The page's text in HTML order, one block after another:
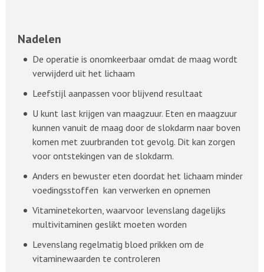
Nadelen
De operatie is onomkeerbaar omdat de maag wordt
verwijderd uit het lichaam
Leefstijl aanpassen voor blijvend resultaat
U kunt last krijgen van maagzuur. Eten en maagzuur
kunnen vanuit de maag door de slokdarm naar boven
komen met zuurbranden tot gevolg. Dit kan zorgen
voor ontstekingen van de slokdarm.
Anders en bewuster eten doordat het lichaam minder
voedingsstoffen kan verwerken en opnemen
Vitaminetekorten, waarvoor levenslang dagelijks
multivitaminen geslikt moeten worden
Levenslang regelmatig bloed prikken om de
vitaminewaarden te controleren